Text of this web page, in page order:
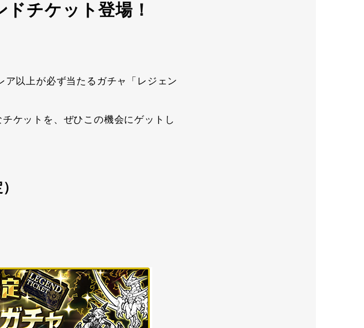
チケット登場！
以上が必ず当たるガチャ「レジェン
ケットを、ぜひこの機会にゲットし